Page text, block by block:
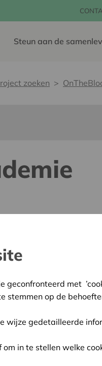
Steun aan de
zoeken
met
stemmen op de
wijze gedetailleerde
om in te stellen welke